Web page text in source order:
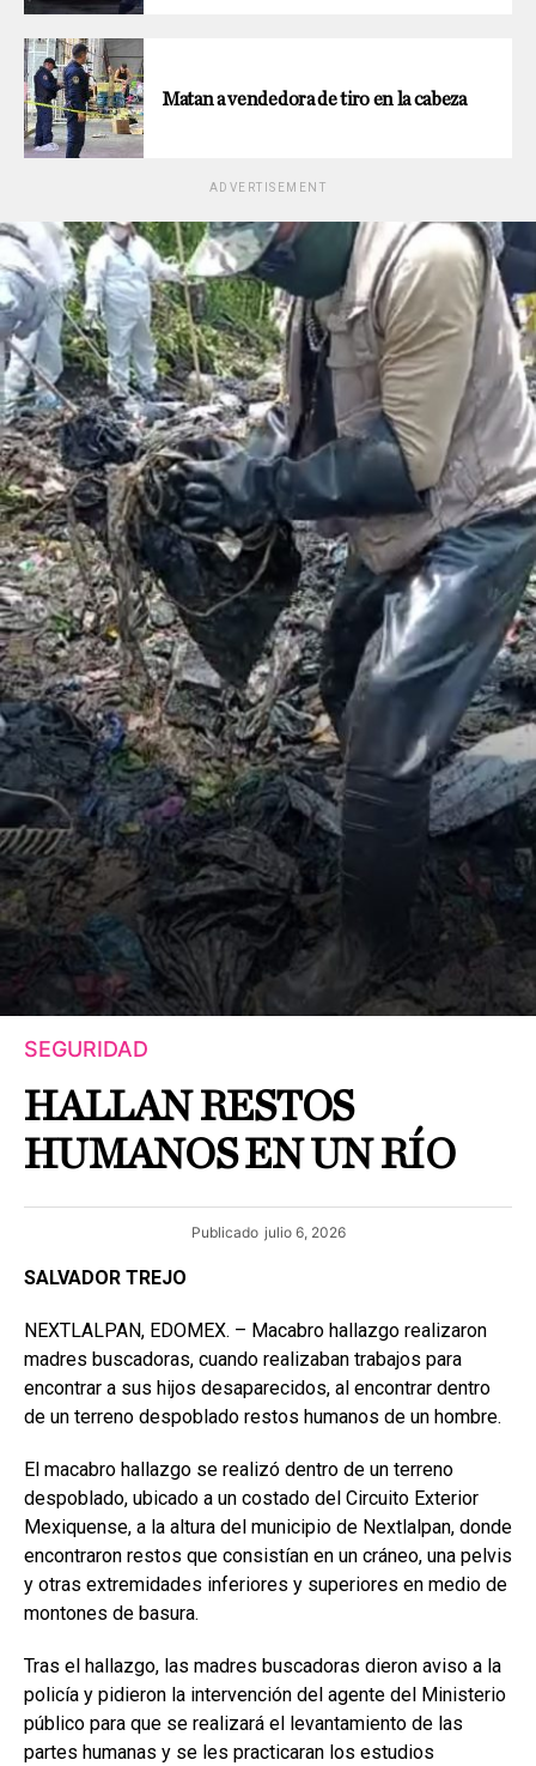
Matan a vendedora de tiro en la cabeza
ADVERTISEMENT
SEGURIDAD
HALLAN RESTOS
HUMANOS EN UN RÍO
Publicado julio 6, 2026
SALVADOR TREJO
NEXTLALPAN, EDOMEX. – Macabro hallazgo realizaron
madres buscadoras, cuando realizaban trabajos para
encontrar a sus hijos desaparecidos, al encontrar dentro
de un terreno despoblado restos humanos de un hombre.
El macabro hallazgo se realizó dentro de un terreno
despoblado, ubicado a un costado del Circuito Exterior
Mexiquense, a la altura del municipio de Nextlalpan, donde
encontraron restos que consistían en un cráneo, una pelvis
y otras extremidades inferiores y superiores en medio de
montones de basura.
Tras el hallazgo, las madres buscadoras dieron aviso a la
policía y pidieron la intervención del agente del Ministerio
público para que se realizará el levantamiento de las
partes humanas y se les practicaran los estudios